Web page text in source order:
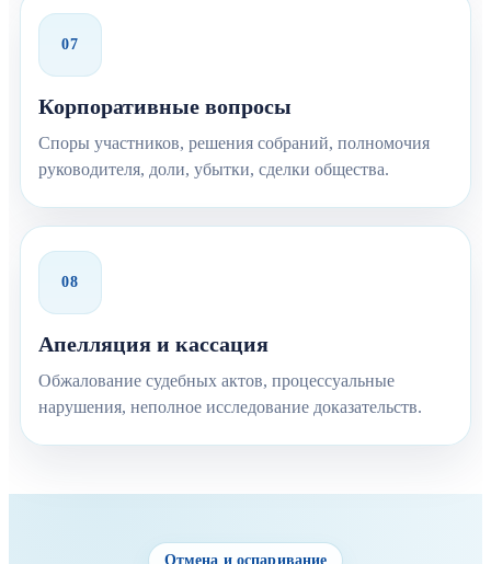
07
Корпоративные вопросы
Споры участников, решения собраний, полномочия
руководителя, доли, убытки, сделки общества.
08
Апелляция и кассация
Обжалование судебных актов, процессуальные
нарушения, неполное исследование доказательств.
Отмена и оспаривание